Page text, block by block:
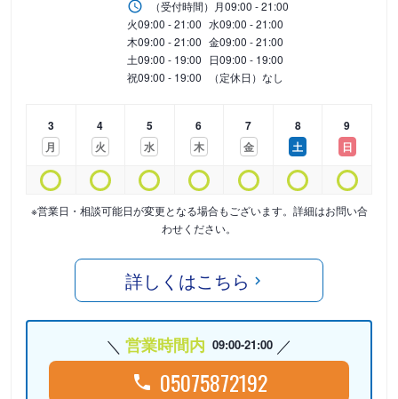
（受付時間） 月09:00 - 21:00
火09:00 - 21:00 水09:00 - 21:00
木09:00 - 21:00 金09:00 - 21:00
土09:00 - 19:00 日09:00 - 19:00
祝09:00 - 19:00 （定休日）なし
3
月
4
火
5
水
6
木
7
金
8
土
9
日
※営業日・相談可能日が変更となる場合もございます。詳細はお問い合
わせください。
詳しくはこちら
営業時間内 09:00-21:00
05075872192